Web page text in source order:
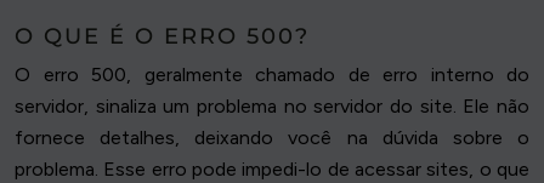
O QUE É O ERRO 500?
O erro 500, geralmente chamado de erro interno do
servidor, sinaliza um problema no servidor do site. Ele não
fornece detalhes, deixando você na dúvida sobre o
problema. Esse erro pode impedi-lo de acessar sites, o que